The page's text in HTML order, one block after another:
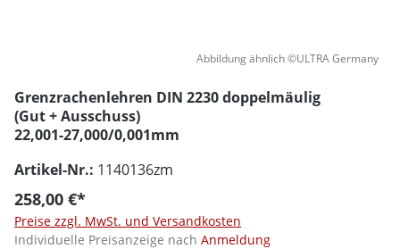
Abbildung ähnlich ©ULTRA Germany
Grenzrachenlehren DIN 2230 doppelmäulig
(Gut + Ausschuss)
22,001-27,000/0,001mm
Artikel-Nr.: 1140136zm
258,00 €*
Preise zzgl. MwSt. und Versandkosten
Individuelle Preisanzeige nach Anmeldung